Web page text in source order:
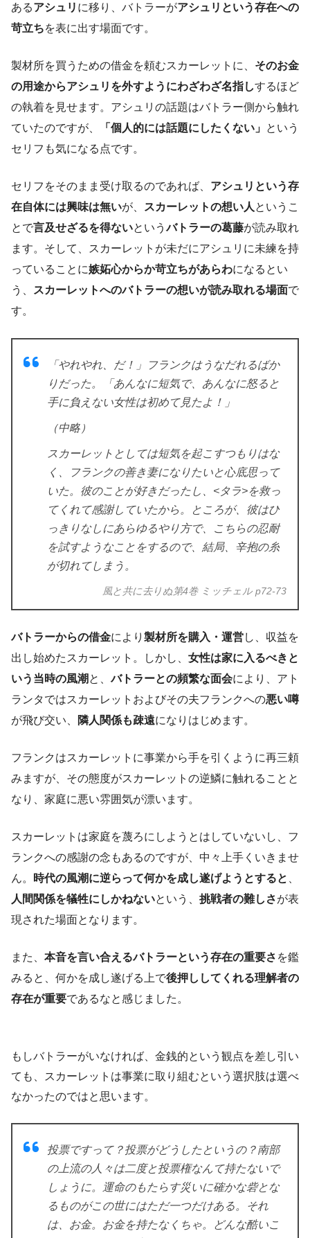
あるアシュリ に移り、バトラーがアシュリという存在への
苛立ちを表に出す場面です。
製材所を買うための借金を頼むスカーレットに、 そのお金
の用途からアシュリを外すようにわざわざ名指しするほど
の執着を見せます。アシュリの話題はバトラー側から触れ
ていたのですが、
「個人的には話題にしたくない」 という
セリフも気になる点です。
セリフをそのまま受け取るのであれば、 アシュリという存
在自体には興味は無いが、 スカーレットの想い人 というこ
とで言及せざるを得ないというバトラーの葛藤が読み取れ
ます。そして、スカーレットが未だにアシュリに未練を持
っていることに嫉妬心からか苛立ちがあらわになるとい
う、
スカーレットへのバトラーの想いが読み取れる場面で
す。
「やれやれ、だ！」フランクはうなだれるばか
りだった。「あんなに短気で、あんなに怒ると
手に負えない女性は初めて見たよ！」
（中略）
スカーレットとしては短気を起こすつもりはな
く、フランクの善き妻になりたいと心底思って
いた。彼のことが好きだったし、<タラ>を救っ
てくれて感謝していたから。ところが、彼はひ
っきりなしにあらゆるやり方で、こちらの忍耐
を試すようなことをするので、結局、辛抱の糸
が切れてしまう。
風と共に去りぬ第4巻 ミッチェル p72-73
バトラーからの借金により 製材所を購入・運営し、収益を
出し始めたスカーレット。しかし、 女性は家に入るべきと
いう当時の風潮 と、バトラーとの頻繁な面会により、アト
ランタではスカーレットおよびその夫フランクへの悪い噂
が飛び交い、
隣人関係も疎遠になりはじめます。
フランクはスカーレットに事業から手を引くように再三頼
みますが、その態度がスカーレットの逆鱗に触れることと
なり、家庭に悪い雰囲気が漂います。
スカーレットは家庭を蔑ろにしようとはしていないし、フ
ランクへの感謝の念もあるのですが、中々上手くいきませ
ん。
時代の風潮に逆らって何かを成し遂げようとすると
人間関係を犠牲にしかねないという、 挑戦者の難しさが表
現された場面となります。
また、 本音を言い合えるバトラーという存在の重要さ を鑑
みると、何かを成し遂げる上で後押ししてくれる理解者の
存在が重要であるなと感じました。
もしバトラーがいなければ、金銭的という観点を差し引い
ても、スカーレットは事業に取り組むという選択肢は選べ
なかったのではと思います。
投票ですって？投票がどうしたというの？南部
の上流の人々は二度と投票権なんて持たないで
しょうに。運命のもたらす災いに確かな砦とな
るものがこの世にはただ一つだけある。それ
は、お金。お金を持たなくちゃ。どんな酷いこ